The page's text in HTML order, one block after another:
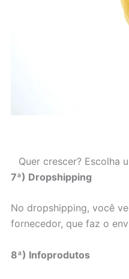
Quer crescer? Escolha
7ª) Dropshipping
No dropshipping, você
fornecedor, que faz o
8ª) Infoprodutos